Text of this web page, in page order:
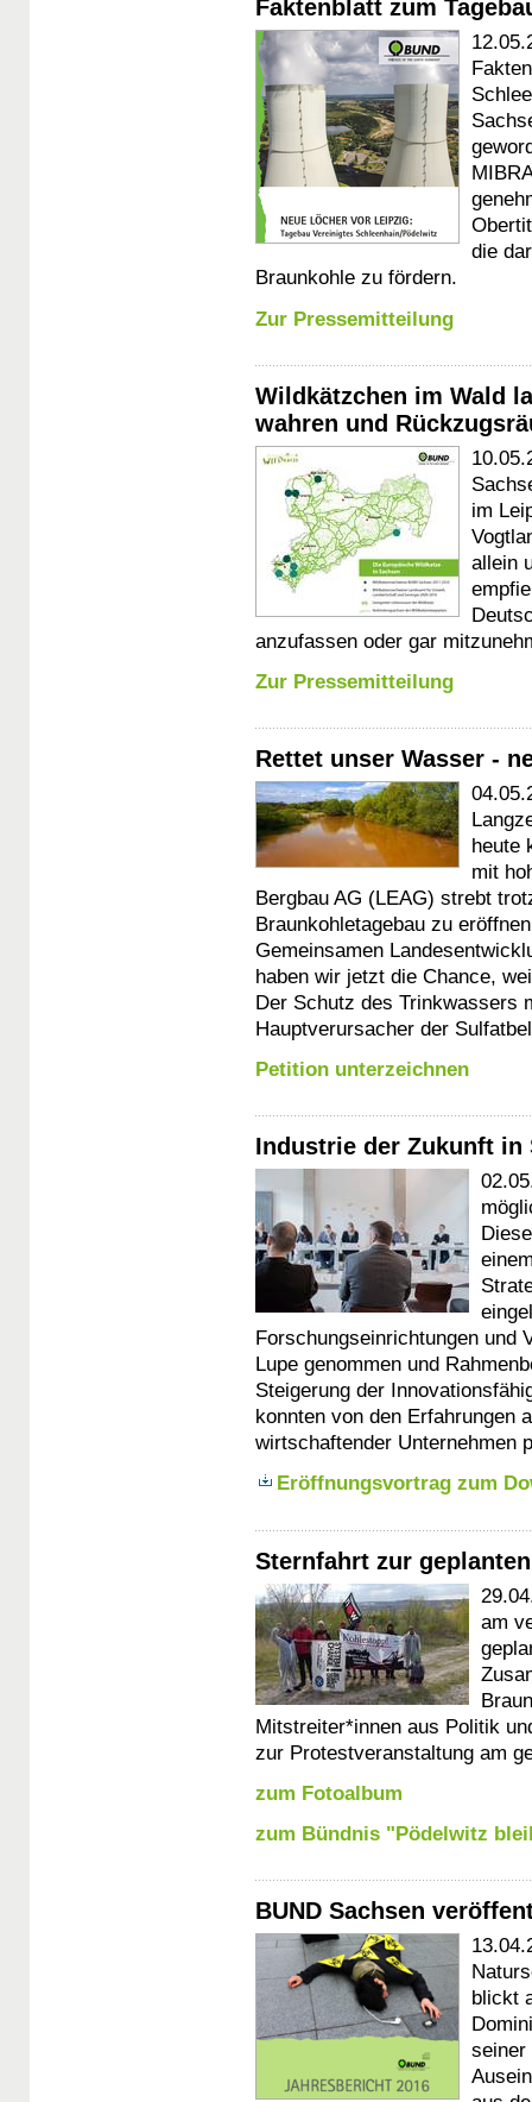
Faktenblatt zum
die
Braunkohle zu fördern.
Zur Pressemitteilung
Wildkätzchen im Wald
wahren und
im
allein
anzufassen oder gar
Zur Pressemitteilung
Rettet unser Wasser -
heute
mit
Bergbau AG (LEAG) strebt
Braunkohletagebau zu
Gemeinsamen
haben wir jetzt die Chance,
Der Schutz des Trinkwassers
Hauptverursacher der
Petition unterzeichnen
Industrie der Zukunft in
Forschungseinrichtungen und
Lupe genommen und
Steigerung der
konnten von den Erfahrungen
wirtschaftender Unternehmen
Eröffnungsvortrag zum
Sternfahrt zur
am
Mitstreiter*innen aus Politik
zur Protestveranstaltung am
zum Fotoalbum
zum Bündnis "Pödelwitz
BUND Sachsen
blickt
seiner